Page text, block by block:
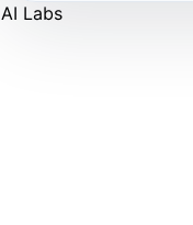
AI Labs